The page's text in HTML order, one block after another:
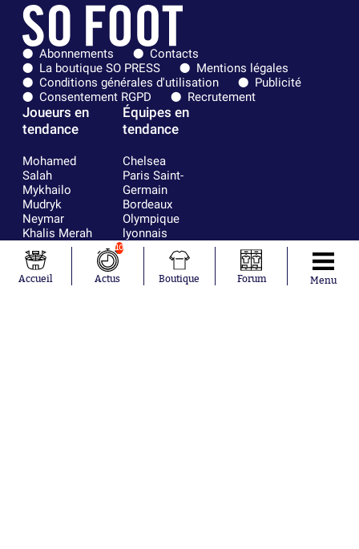
Abonnements
Contacts
La boutique SO PRESS
Mentions légales
Conditions générales d'utilisation
Publicité
Consentement RGPD
Recrutement
Joueurs en
tendance
Mohamed
Salah
Mykhailo
Mudryk
Neymar
Khalis Merah
Loïs Openda
Moussa
Niakhaté
Équipes en
tendance
Chelsea
Paris Saint-
Germain
Bordeaux
Olympique
lyonnais
FIFA
Real Madrid
RC Strasbourg
Accueil
10
Actus Boutique Forum Menu